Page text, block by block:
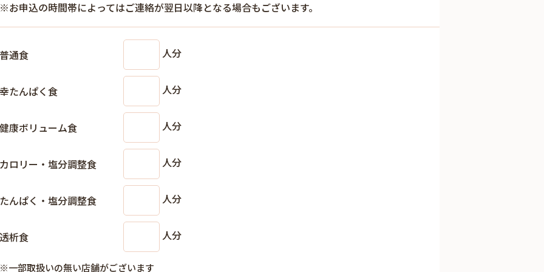
※お申込の時間帯によってはご連絡が翌日以降となる場合もございます。
普通食 人分
幸たんぱく食 人分
健康ボリューム食 人分
カロリー・塩分調整食 人分
たんぱく・塩分調整食 人分
透析食 人分
※一部取扱いの無い店舗がございます